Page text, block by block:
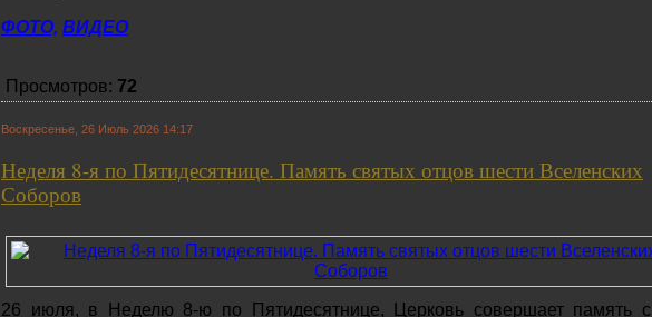
ФОТО, ВИДЕО
Просмотров: 72
Воскресенье, 26 Июль 2026 14:17
Неделя 8-я по Пятидесятнице. Память святых отцов шести Вселенских
Соборов
26 июля, в Неделю 8-ю по Пятидесятнице, Церковь совершает память